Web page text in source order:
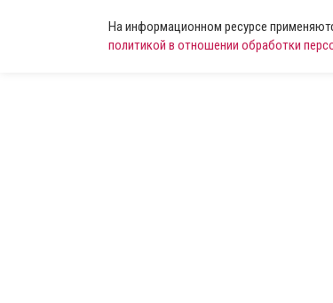
На информационном ресурсе
политикой в отношении обработки